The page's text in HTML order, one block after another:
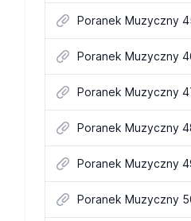
Poranek Muzyczny
Poranek Muzyczny
Poranek Muzyczny
Poranek Muzyczny
Poranek Muzyczny
Poranek Muzyczny